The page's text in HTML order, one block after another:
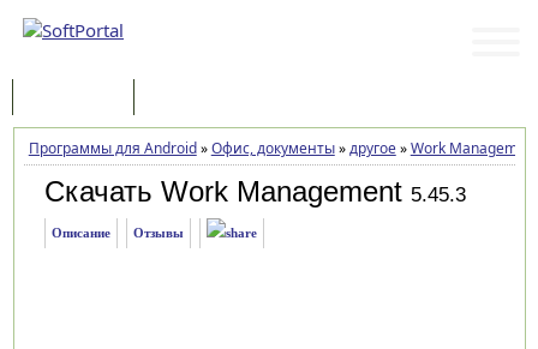
Программы для Android»Офис, документы»другое»Work Management
Скачать Work Management 5.45.3
Описание Отзывы